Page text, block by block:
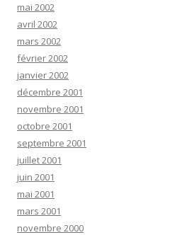
mai 2002
avril 2002
mars 2002
février 2002
janvier 2002
décembre 2001
novembre 2001
octobre 2001
septembre 2001
juillet 2001
juin 2001
mai 2001
mars 2001
novembre 2000